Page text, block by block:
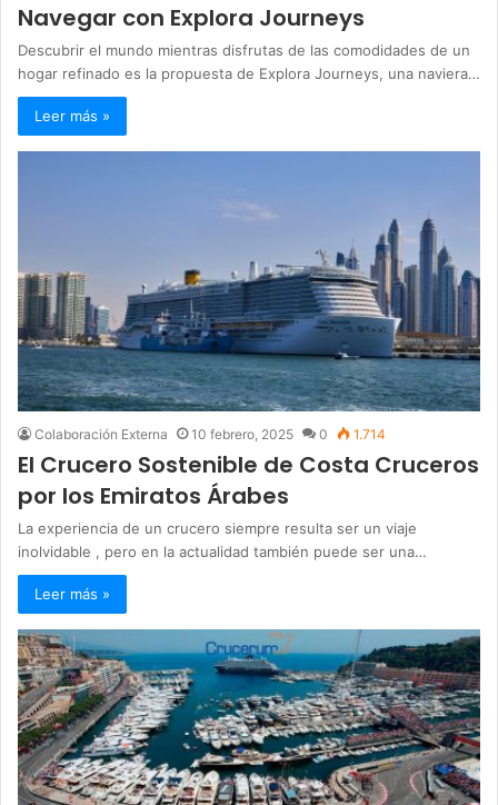
Navegar con Explora Journeys
Descubrir el mundo mientras disfrutas de las comodidades de un
hogar refinado es la propuesta de Explora Journeys, una naviera…
Leer más »
Colaboración Externa 10 febrero, 2025 0 1.714
El Crucero Sostenible de Costa Cruceros
por los Emiratos Árabes
La experiencia de un crucero siempre resulta ser un viaje
inolvidable , pero en la actualidad también puede ser una…
Leer más »